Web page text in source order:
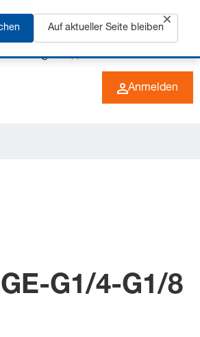
+49 (0) 6266 73-0 DE
Anmelden
G1/4-G1/8
Auf aktueller Seite bleiben